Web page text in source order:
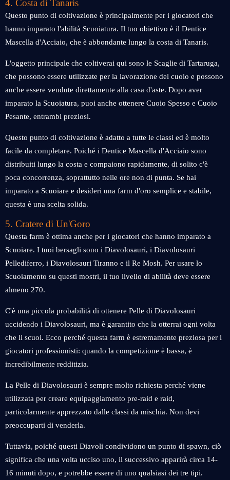
4. Costa di Tanaris
Questo punto di coltivazione è principalmente per i giocatori che
hanno imparato l'abilità Scuoiatura. Il tuo obiettivo è il Dentice
Mascella d'Acciaio, che è abbondante lungo la costa di Tanaris.
L'oggetto principale che coltiverai qui sono le Scaglie di Tartaruga,
che possono essere utilizzate per la lavorazione del cuoio e possono
anche essere vendute direttamente alla casa d'aste. Dopo aver
imparato la Scuoiatura, puoi anche ottenere Cuoio Spesso e Cuoio
Pesante, entrambi preziosi.
Questo punto di coltivazione è adatto a tutte le classi ed è molto
facile da completare. Poiché i Dentice Mascella d'Acciaio sono
distribuiti lungo la costa e compaiono rapidamente, di solito c'è
poca concorrenza, soprattutto nelle ore non di punta. Se hai
imparato a Scuoiare e desideri una farm d'oro semplice e stabile,
questa è una scelta solida.
5. Cratere di Un'Goro
Questa farm è ottima anche per i giocatori che hanno imparato a
Scuoiare. I tuoi bersagli sono i Diavolosauri, i Diavolosauri
Pellediferro, i Diavolosauri Tiranno e il Re Mosh. Per usare lo
Scuoiamento su questi mostri, il tuo livello di abilità deve essere
almeno 270.
C'è una piccola probabilità di ottenere Pelle di Diavolosauri
uccidendo i Diavolosauri, ma è garantito che la otterrai ogni volta
che li scuoi. Ecco perché questa farm è estremamente preziosa per i
giocatori professionisti: quando la competizione è bassa, è
incredibilmente redditizia.
La Pelle di Diavolosauri è sempre molto richiesta perché viene
utilizzata per creare equipaggiamento pre-raid e raid,
particolarmente apprezzato dalle classi da mischia. Non devi
preoccuparti di venderla.
Tuttavia, poiché questi Diavoli condividono un punto di spawn, ciò
significa che una volta ucciso uno, il successivo apparirà circa 14-
16 minuti dopo, e potrebbe essere di uno qualsiasi dei tre tipi.